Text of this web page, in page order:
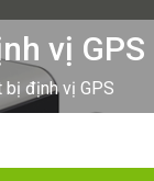
vị GPS
bị định vị GPS